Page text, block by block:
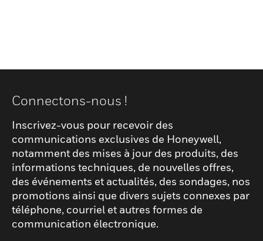
Connectons-nous !
Inscrivez-vous pour recevoir des
communications exclusives de Honeywell,
notamment des mises à jour des produits, des
informations techniques, de nouvelles offres,
des événements et actualités, des sondages, nos
promotions ainsi que divers sujets connexes par
téléphone, courriel et autres formes de
communication électronique.